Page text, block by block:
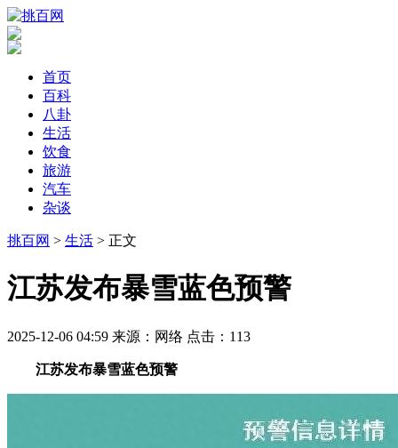
首页
百科
八卦
生活
饮食
旅游
汽车
杂谈
挑百网 > 生活 > 正文
​江苏发布暴雪蓝色预警
2025-12-06 04:59 来源：网络 点击： 113
江苏发布暴雪蓝色预警